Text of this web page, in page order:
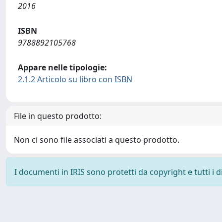
2016
ISBN
9788892105768
Appare nelle tipologie:
2.1.2 Articolo su libro con ISBN
File in questo prodotto:
Non ci sono file associati a questo prodotto.
I documenti in IRIS sono protetti da copyright e tutti i